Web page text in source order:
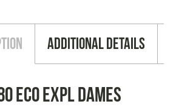
Additional Details
eco expl dames